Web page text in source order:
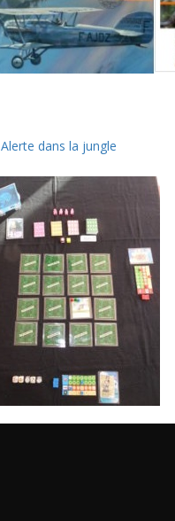
Alerte dans la jungle